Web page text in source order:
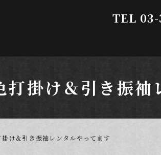
TEL
打掛け＆引き振袖
掛け＆引き振袖レンタルやってます